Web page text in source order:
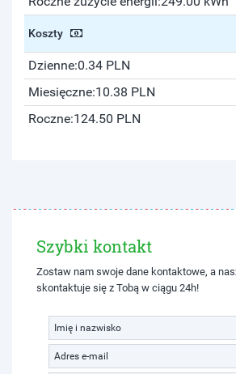
Koszty
Dzienne:0.34 PLN
Miesięczne:10.38 PLN
Roczne:124.50 PLN
Szybki kontakt
Zostaw nam swoje dane kontaktowe, a
skontaktuje się z Tobą w ciągu 24h!